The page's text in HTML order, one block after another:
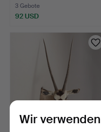
3 Gebote
92 USD
Wir